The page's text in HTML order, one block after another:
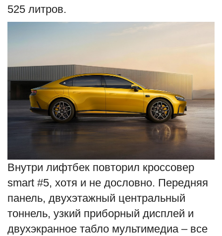
525 литров.
Внутри лифтбек повторил кроссовер
smart #5, хотя и не дословно. Передняя
панель, двухэтажный центральный
тоннель, узкий приборный дисплей и
двухэкранное табло мультимедиа – все